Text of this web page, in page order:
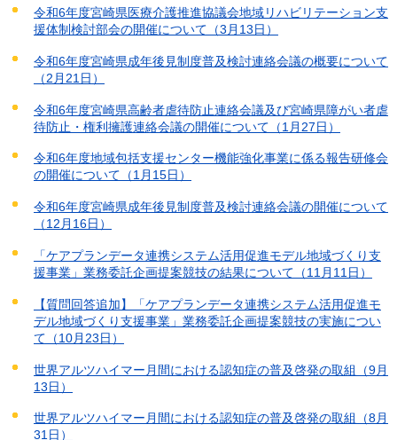
令和6年度宮崎県医療介護推進協議会地域リハビリテーション支
援体制検討部会の開催について（3月13日）
令和6年度宮崎県成年後見制度普及検討連絡会議の概要について
（2月21日）
令和6年度宮崎県高齢者虐待防止連絡会議及び宮崎県障がい者虐
待防止・権利擁護連絡会議の開催について（1月27日）
令和6年度地域包括支援センター機能強化事業に係る報告研修会
の開催について（1月15日）
令和6年度宮崎県成年後見制度普及検討連絡会議の開催について
（12月16日）
「ケアプランデータ連携システム活用促進モデル地域づくり支
援事業」業務委託企画提案競技の結果について（11月11日）
【質問回答追加】「ケアプランデータ連携システム活用促進モ
デル地域づくり支援事業」業務委託企画提案競技の実施につい
て（10月23日）
世界アルツハイマー月間における認知症の普及啓発の取組（9月
13日）
世界アルツハイマー月間における認知症の普及啓発の取組（8月
31日）